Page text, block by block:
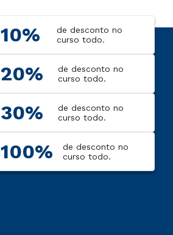
10%
de desconto no
curso todo.
20%
de desconto no
curso todo.
30%
de desconto no
curso todo.
100%
de desconto no
curso todo.